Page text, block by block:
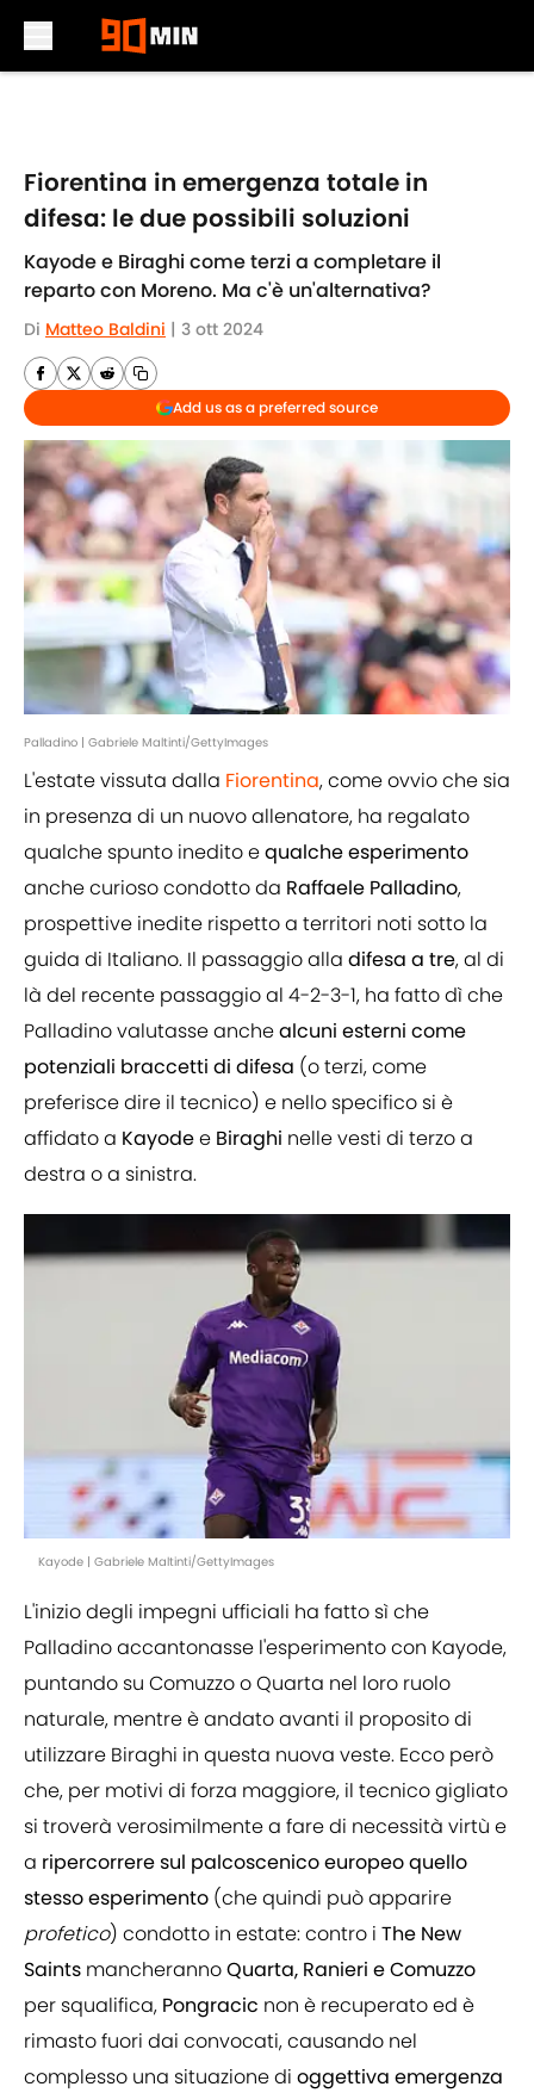
Fiorentina in emergenza totale in
difesa: le due possibili soluzioni
Kayode e Biraghi come terzi a completare il
reparto con Moreno. Ma c'è un'alternativa?
Di Matteo Baldini | 3 ott 2024
Add us as a preferred source
Palladino | Gabriele Maltinti/GettyImages
L'estate vissuta dalla Fiorentina, come ovvio che sia
in presenza di un nuovo allenatore, ha regalato
qualche spunto inedito equalche esperimento
anche curioso condotto da Raffaele Palladino,
prospettive inedite rispetto a territori noti sotto la
guida di Italiano. Il passaggio alla difesa a tre, al di
là del recente passaggio al 4-2-3-1, ha fatto dì che
Palladino valutasse anchealcuni esterni come
potenziali braccetti di difesa (o terzi, come
preferisce dire il tecnico) e nello specifico si è
affidato a Kayodee Biraghi nelle vesti di terzo a
destra o a sinistra.
Kayode | Gabriele Maltinti/GettyImages
L'inizio degli impegni ufficiali ha fatto sì che
Palladino accantonasse l'esperimento con Kayode,
puntando su Comuzzo o Quarta nel loro ruolo
naturale, mentre è andato avanti il proposito di
utilizzare Biraghi in questa nuova veste. Ecco però
che, per motivi di forza maggiore, il tecnico gigliato
si troverà verosimilmente a fare di necessità virtù e
a ripercorrere sul palcoscenico europeo quello
stesso esperimento (che quindi può apparire
profetico) condotto in estate: contro i The New
Saints mancherannoQuarta, Ranieri e Comuzzo
per squalifica, Pongracic non è recuperato ed è
rimasto fuori dai convocati, causando nel
complesso una situazione di oggettiva emergenza